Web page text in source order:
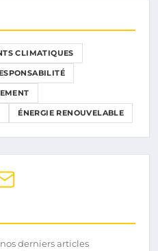
CLIMATIQUES
ÉNERGIE RENOUVELABLE
derniers articles